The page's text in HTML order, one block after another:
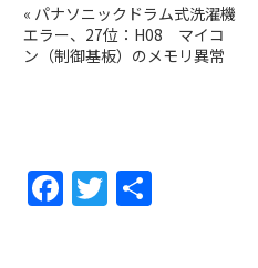
« パナソニックドラム式洗濯機
エラー、27位：H08 マイコ
ン（制御基板）のメモリ異常
F
a
T
w